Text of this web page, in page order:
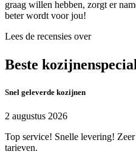
graag willen hebben, zorgt er
beter wordt voor jou!
Lees de recensies over
Beste
Snel geleverde kozijnen
2 augustus 2026
Top service! Snelle levering!
tarieven.